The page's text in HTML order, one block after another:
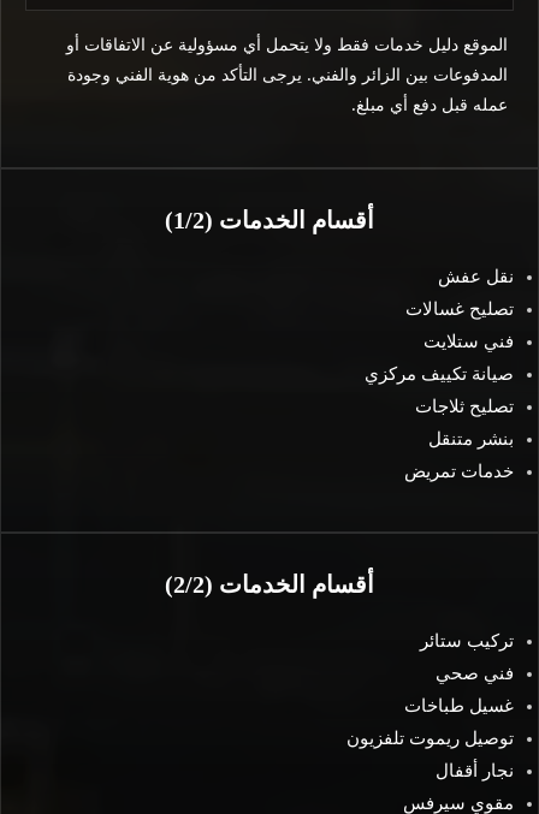
الموقع دليل خدمات فقط ولا يتحمل أي مسؤولية عن الاتفاقات أو
المدفوعات بين الزائر والفني. يرجى التأكد من هوية الفني وجودة
عمله قبل دفع أي مبلغ.
أقسام الخدمات (1/2)
نقل عفش
تصليح غسالات
فني ستلايت
صيانة تكييف مركزي
تصليح ثلاجات
بنشر متنقل
خدمات تمريض
أقسام الخدمات (2/2)
تركيب ستائر
فني صحي
غسيل طباخات
توصيل ريموت تلفزيون
نجار أقفال
مقوي سيرفس